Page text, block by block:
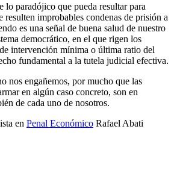
lo paradójico que pueda resultar para
resulten improbables condenas de prisión a
es una señal de buena salud de nuestro
democrático, en el que rigen los
intervención mínima o última ratio del
fundamental a la tutela judicial efectiva.
nos engañemos, por mucho que las
en algún caso concreto, son en
de cada uno de nosotros.
en Penal Económico Rafael Abati